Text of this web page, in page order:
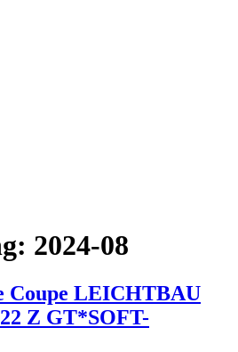
2024-08
Coupe LEICHTBAU
Z GT*SOFT-